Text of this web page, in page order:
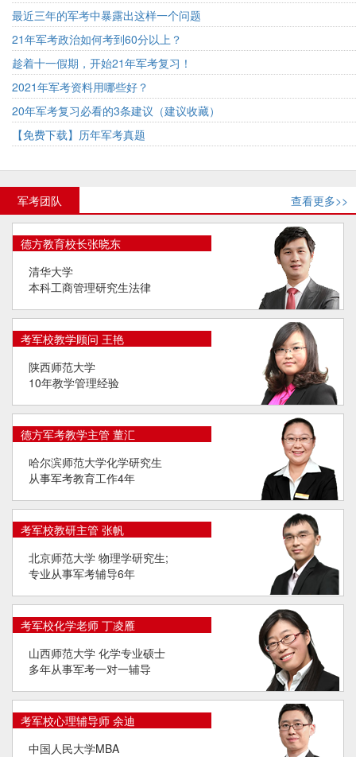
最近三年的军考中暴露出这样一个问题
21年军考政治如何考到60分以上？
趁着十一假期，开始21年军考复习！
2021年军考资料用哪些好？
20年军考复习必看的3条建议（建议收藏）
【免费下载】历年军考真题
军考团队 查看更多>>
德方教育校长张晓东
清华大学
本科工商管理研究生法律
考军校教学顾问 王艳
陕西师范大学
10年教学管理经验
德方军考教学主管 董汇
哈尔滨师范大学化学研究生
从事军考教育工作4年
考军校教研主管 张帆
北京师范大学 物理学研究生;
专业从事军考辅导6年
考军校化学老师 丁凌雁
山西师范大学 化学专业硕士
多年从事军考一对一辅导
考军校心理辅导师 余迪
中国人民大学MBA